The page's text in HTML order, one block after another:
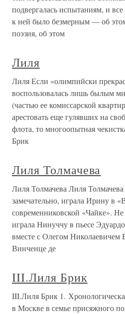
подвергалась испытаниям, и
к ней было безмерным — об этом
поэзия, об этом
Лиля
Лиля Если «олимпийски
воспользовалась лишь былым
(частью ее комиссарской
арестовать еще гулявших на
флота, то многоопытная
Брик
Лиля Толмачева
Лиля Толмачева Лиля
замечательно, играла Ирину в
современниковской «Чайке». Не
играла Нинуччу в пьесе
вместе с Олегом
Винченце де
III.Лиля Брик
III.Лиля Брик 1.
в Москве в семье присяжного